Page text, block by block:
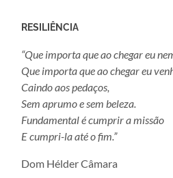
RESILIÊNCIA
“Que importa que ao chegar eu
Que importa que ao chegar eu
Caindo aos pedaços,
Sem aprumo e sem beleza.
Fundamental é cumprir a missão
E cumpri-la até o fim.”
Dom Hélder Câmara